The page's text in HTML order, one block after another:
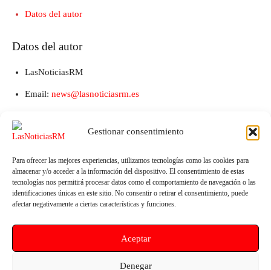
Gestionar consentimiento
Para ofrecer las mejores experiencias, utilizamos tecnologías como las cookies para
almacenar y/o acceder a la información del dispositivo. El consentimiento de estas
tecnologías nos permitirá procesar datos como el comportamiento de navegación o las
identificaciones únicas en este sitio. No consentir o retirar el consentimiento, puede
afectar negativamente a ciertas características y funciones.
Aceptar
Denegar
Datos del autor
Datos del autor
LasNoticiasRM
Email: news@lasnoticiasrm.es
Artículo anterior
Señor López Miras, baje de la
Artículo siguiente
‘Cartagena por la Caridad’ lanza